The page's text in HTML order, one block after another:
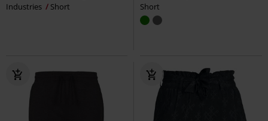
Industries
Short
Short